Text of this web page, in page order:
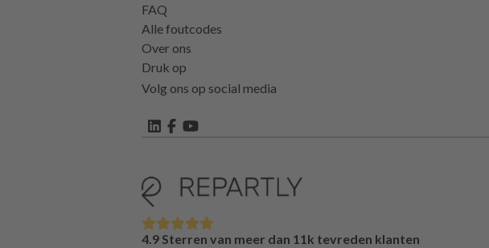
FAQ
Alle foutcodes
Over ons
Druk op
Volg ons op social media
4.9 Sterren van meer dan 11k tevreden klanten